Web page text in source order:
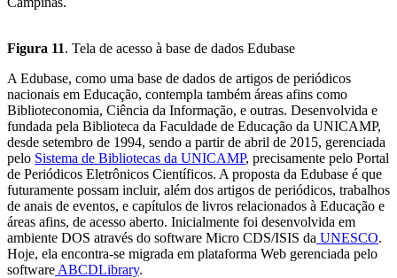
Figura 11. Tela de acesso à base de dados Edubase
A Edubase, como uma base de dados de artigos de periódicos
nacionais em Educação, contempla também áreas afins como
Biblioteconomia, Ciência da Informação, e outras. Desenvolvida e
fundada pela Biblioteca da Faculdade de Educação da UNICAMP,
desde setembro de 1994, sendo a partir de abril de 2015, gerenciada
pelo Sistema de Bibliotecas da UNICAMP, precisamente pelo Portal
de Periódicos Eletrônicos Científicos. A proposta da Edubase é que
futuramente possam incluir, além dos artigos de periódicos, trabalhos
de anais de eventos, e capítulos de livros relacionados à Educação e
áreas afins, de acesso aberto. Inicialmente foi desenvolvida em
ambiente DOS através do software Micro CDS/ISIS da UNESCO.
Hoje, ela encontra-se migrada em plataforma Web gerenciada pelo
software ABCDLibrary.